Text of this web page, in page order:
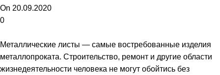
On 20.09.2020
0
Металлические листы — самые востребованные изделия
металлопроката. Строительство, ремонт и другие области
жизнедеятельности человека не могут обойтись без